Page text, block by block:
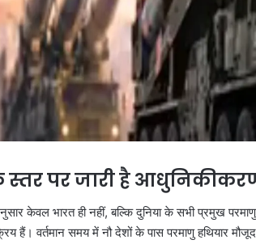
स्तर पर जारी है
केवल भारत ही नहीं, बल्कि दुनिया के सभी प्रमुख
हैं। वर्तमान समय में नौ देशों के पास परमाणु हथियार